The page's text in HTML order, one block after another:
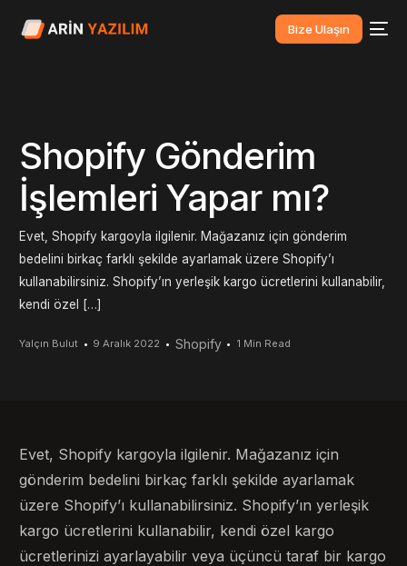
Bize Ulaşın
Shopify Gönderim
İşlemleri Yapar mı?
Evet, Shopify kargoyla ilgilenir. Mağazanız için gönderim
bedelini birkaç farklı şekilde ayarlamak üzere Shopify’ı
kullanabilirsiniz. Shopify’ın yerleşik kargo ücretlerini kullanabilir,
kendi özel […]
Yalçın Bulut 9 Aralık 2022 Shopify 1 Min Read
Evet, Shopify kargoyla ilgilenir. Mağazanız için
gönderim bedelini birkaç farklı şekilde ayarlamak
üzere Shopify’ı kullanabilirsiniz. Shopify’ın yerleşik
kargo ücretlerini kullanabilir, kendi özel kargo
ücretlerinizi ayarlayabilir veya üçüncü taraf bir kargo